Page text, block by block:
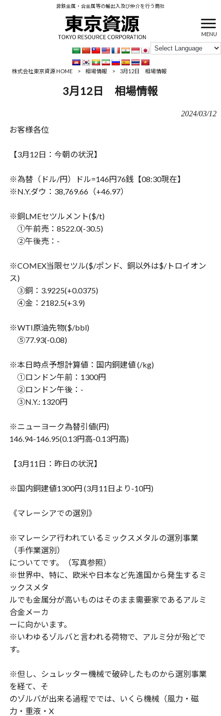
非鉄金属・合金属等の輸出入及び仲介を行う商社
MENU
株式会社東京資源 HOME > 相場情報 > 3月12日 相場情報
3月12日 相場情報
2024/03/12
お客様各位
【3月12日：今朝の状況】
※為替（ドル/円）ドル=146円76銭【08:30現在】
※N.Y.ダウ：38,769.66（+46.97）
※銅LMEセツルメント($/t)
①午前売：8522.0(-30.5)
②午後売：-
※COMEX当限セツル($/ポンド、銅以外は$/トロイオン
ス)
③銅：3.9225(+0.0375)
④金：2182.5(+3.9)
※WTI原油先物($/bbl)
⑤77.93(-0.08)
※本日時点予想計算値：国内銅建値 (/kg)
①ロンドン午前：1300円
②ロンドン午後：-
③N.Y.: 1320円
※ニューヨーク為替引値(円)
146.94-146.95(0.13円高-0.13円高)
【3月11日：昨日の状況】
※国内銅建値1300円 (3月11日より-10円)
《マレーシアでの選別》
※マレーシア行われているミックスメタルの選別事業
（手作業選別）
についてです。（写真参照）
※世界中、特に、欧米や日本など先進国から発生するミ
ックスメタ
ルでも金属分が高いものはそのまま需要家であるアルミ
合金メーカ
ーに向かいます。
※いわゆるゾルバと言われる荷物で、アルミ分が殆どで
す。
※但し、シュレッター機械で破砕したものから選別事業
を経て、そ
のゾルバが出来る過程ででは、いくら機械（風力・磁
力・重液・X